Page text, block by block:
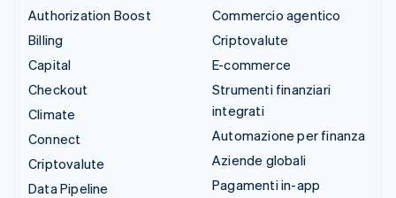
Authorization Boost
Billing
Capital
Checkout
Climate
Connect
Criptovalute
Data Pipeline
Commercio agentico
Criptovalute
E-commerce
Strumenti finanziari
integrati
Automazione per finanza
Aziende globali
Pagamenti in-app